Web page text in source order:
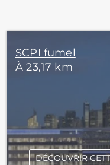
SCPI fumel
À 23,17 km
DÉCOUVRIR